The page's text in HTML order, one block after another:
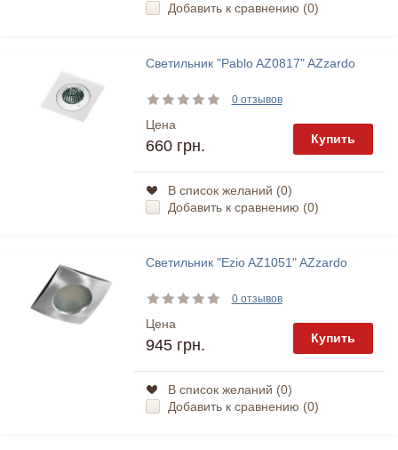
Добавить к сравнению (0)
Светильник "Pablo AZ0817" AZzardo
0 отзывов
Цена
660 грн. Купить
В список желаний (0)
Добавить к сравнению (0)
Светильник "Ezio AZ1051" AZzardo
0 отзывов
Цена
945 грн. Купить
В список желаний (0)
Добавить к сравнению (0)